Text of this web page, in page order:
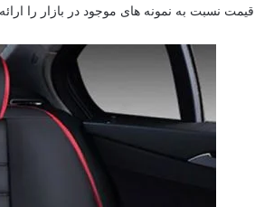
قیمت نسبت به نمونه های موجود در بازار را